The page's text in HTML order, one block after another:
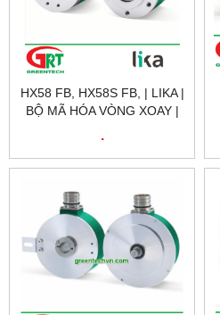
HX58 FB, HX58S FB, | LIKA |
BỘ MÃ HÓA VÒNG XOAY |
.